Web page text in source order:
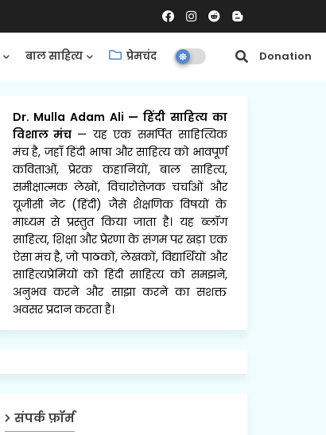
बाल साहित्य प्रेमचंद समीक्षाएँ Donation
Dr. Mulla Adam Ali —हिंदी साहित्य का
विशाल मंच — यह एक समर्पित साहित्यिक
मंच है, जहाँ हिंदी भाषा और साहित्य को भावपूर्ण
कविताओं, प्रेरक कहानियों, बाल साहित्य,
समीक्षात्मक लेखों, विचारोत्तेजक चर्चाओं और
यूजीसी नेट (हिंदी) जैसे शैक्षणिक विषयों के
माध्यम से प्रस्तुत किया जाता है। यह ब्लॉग
साहित्य, शिक्षा और प्रेरणा के संगम पर खड़ा एक
ऐसा मंच है, जो पाठकों, लेखकों, विद्यार्थियों और
साहित्यप्रेमियों को हिंदी साहित्य को समझने,
अनुभव करने और साझा करने का सशक्त
अवसर प्रदान करता है।
संपर्क फ़ॉर्म